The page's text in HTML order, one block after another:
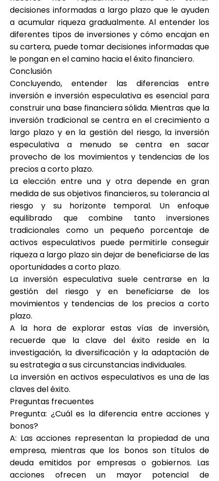
decisiones informadas a largo plazo que le ayuden
a acumular riqueza gradualmente. Al entender los
diferentes tipos de inversiones y cómo encajan en
su cartera, puede tomar decisiones informadas que
le pongan en el camino hacia el éxito financiero.
Conclusión
Concluyendo, entender las diferencias entre
inversión e inversión especulativa es esencial para
construir una base financiera sólida. Mientras que la
inversión tradicional se centra en el crecimiento a
largo plazo y en la gestión del riesgo, la inversión
especulativa a menudo se centra en sacar
provecho de los movimientos y tendencias de los
precios a corto plazo.
La elección entre una y otra depende en gran
medida de sus objetivos financieros, su tolerancia al
riesgo y su horizonte temporal. Un enfoque
equilibrado que combine tanto inversiones
tradicionales como un pequeño porcentaje de
activos especulativos puede permitirle conseguir
riqueza a largo plazo sin dejar de beneficiarse de las
oportunidades a corto plazo.
La inversión especulativa suele centrarse en la
gestión del riesgo y en beneficiarse de los
movimientos y tendencias de los precios a corto
plazo.
A la hora de explorar estas vías de inversión,
recuerde que la clave del éxito reside en la
investigación, la diversificación y la adaptación de
su estrategia a sus circunstancias individuales.
La inversión en activos especulativos es una de las
claves del éxito.
Preguntas frecuentes
Pregunta: ¿Cuál es la diferencia entre acciones y
bonos?
A: Las acciones representan la propiedad de una
empresa, mientras que los bonos son títulos de
deuda emitidos por empresas o gobiernos. Las
acciones ofrecen un mayor potencial de